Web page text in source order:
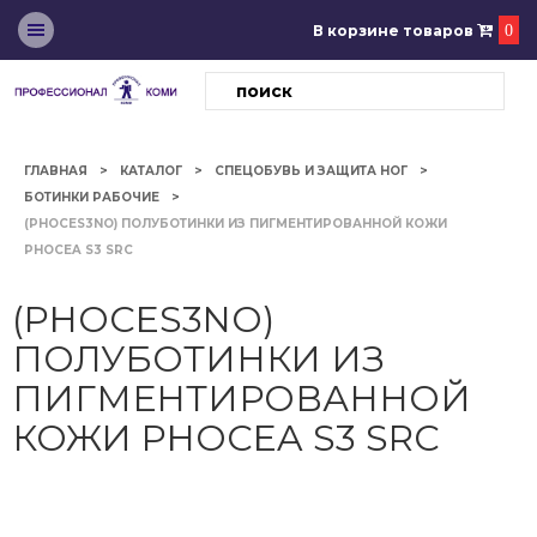
В корзине товаров 0
ГЛАВНАЯ КАТАЛОГ
СПЕЦОБУВЬ И ЗАЩИТА НОГ
БОТИНКИ РАБОЧИЕ
(PHOCES3NO) ПОЛУБОТИНКИ ИЗ ПИГМЕНТИРОВАННОЙ КОЖИ
PHOCEA S3 SRC
(PHOCES3NO)
ПОЛУБОТИНКИ ИЗ
ПИГМЕНТИРОВАННОЙ
КОЖИ PHOCEA S3 SRC